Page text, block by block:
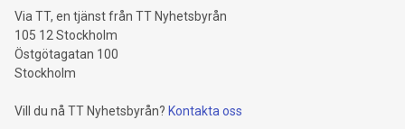
Via TT, en tjänst från TT Nyhetsbyrån
105 12 Stockholm
Östgötagatan 100
Stockholm
Vill du nå TT Nyhetsbyrån? Kontakta oss